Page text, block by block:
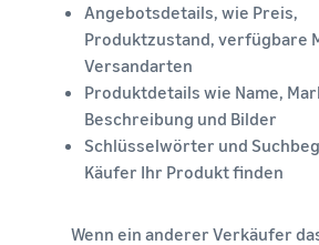
Angebotsdetails, wie Preis,
Produktzustand, verfügbare
Versandarten
Produktdetails wie Name,
Beschreibung und Bilder
Schlüsselwörter und
Käufer Ihr Produkt finden
Wenn ein anderer Verkäufer